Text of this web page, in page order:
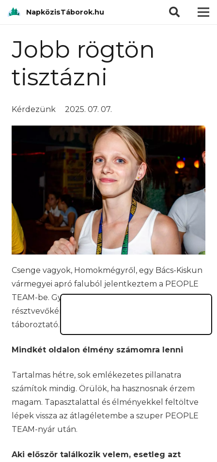
NapközisTáborok.hu
Jobb rögtön
tisztázni
Kérdezünk 2025. 07. 07.
Csenge vagyok, Homokmégyről, egy Bács-Kiskun
vármegyei apró faluból jelentkeztem a PEOPLE
TEAM-be. Gyerekként sok táborban voltam
résztvevőként, egyetemistaként pedig mint
táboroztató.
Mindkét oldalon élmény számomra lenni
Tartalmas hétre, sok emlékezetes pillanatra
számítok mindig. Örülök, ha hasznosnak érzem
magam. Tapasztalattal és élményekkel feltöltve
lépek vissza az átlagéletembe a szuper PEOPLE
TEAM-nyár után.
Aki először találkozik velem, esetleg azt